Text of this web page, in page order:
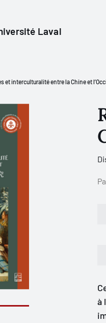
Laval
et interculturalité entre la Chine et
à